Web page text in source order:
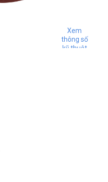
Xem
thông số
kỹ thuật